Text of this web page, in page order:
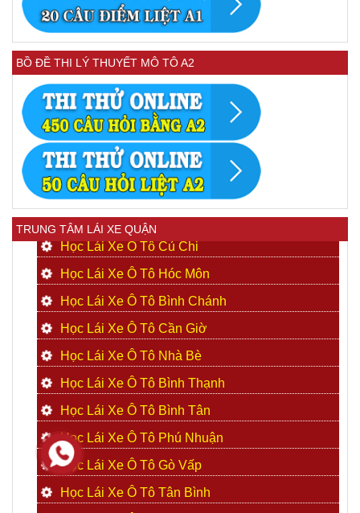
BỒ ĐỀ THI LÝ THUYẾT MÔ TÔ A2
TRUNG TÂM LÁI XE QUẬN
Học Lái Xe Ô Tô Củ Chi
Học Lái Xe Ô Tô Hóc Môn
Học Lái Xe Ô Tô Bình Chánh
Học Lái Xe Ô Tô Cần Giờ
Học Lái Xe Ô Tô Nhà Bè
Học Lái Xe Ô Tô Bình Thạnh
Học Lái Xe Ô Tô Bình Tân
Học Lái Xe Ô Tô Phú Nhuận
Học Lái Xe Ô Tô Gò Vấp
Học Lái Xe Ô Tô Tân Bình